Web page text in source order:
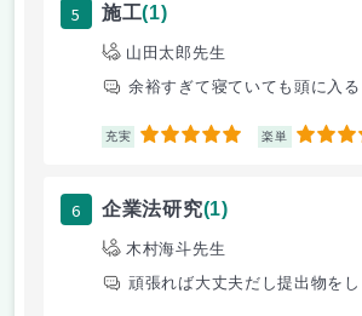
5 施工(1)
山田太郎先生
余裕すぎて寝ていても頭に入
充実 5 楽単 5
6 企業法研究(1)
木村海斗先生